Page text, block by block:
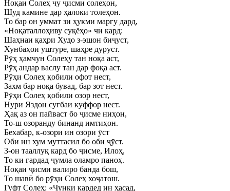
Ноқаи Солеҳ чу ҷисми солеҳон,
Шуд камине дар ҳалоки толеҳон.
То бар он уммат зи ҳукми маргу дард,
«Ноқаталлоҳиву суқёҳо» чӣ кард:
Шаҳнаи қаҳри Худо з-эшон биҷуст,
Хунбаҳои уштуре, шаҳре дуруст.
Рӯҳ ҳамчун Солеҳу тан ноқа аст,
Рӯҳ андар васлу тан дар фоқа аст.
Рӯҳи Солеҳ қобили офот нест,
Захм бар ноқа бувад, бар зот нест.
Рӯҳи Солеҳ қобили озор нест,
Нури Яздон суғбаи куффор нест.
Ҳақ аз он пайваст бо ҷисме ниҳон,
То-ш озоранду бинанд имтиҳон.
Бехабар, к-озори ин озори ӯст
Оби ин хум муттасил бо оби ҷӯст.
З-он тааллуқ кард бо ҷисме, Илоҳ,
То ки гардад ҷумла оламро паноҳ.
Ноқаи ҷисми валиро банда бош,
То шавӣ бо рӯҳи Солеҳ хоҷатош.
Гуфт Солеҳ: «Чунки кардед ин ҳасад,